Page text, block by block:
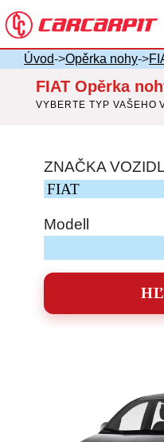
Úvod->Opěrka nohy->
FIAT Opěrka
VYBERTE TYP VAŠEHO
ZNAČKA
Modell